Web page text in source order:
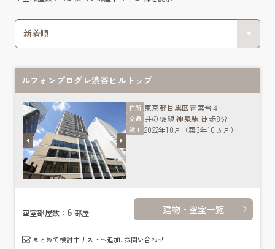
ルフォンプログレ渋谷ヒルトップ
住所 東京都目黒区青葉台４
交通 井の頭線神泉駅 徒歩8分
竣工 2022年10月（築3年10ヵ月）
空室部屋数： 6 部屋 建物・空室一覧
まとめて検討中リストへ追加､お問い合わせ